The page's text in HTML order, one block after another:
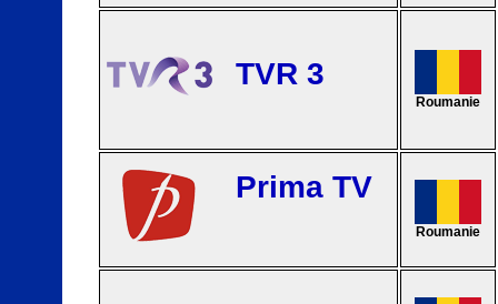
TVR 3
Roumanie
Prima TV
Roumanie